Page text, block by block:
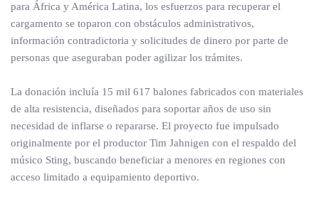
para África y América Latina, los esfuerzos para recuperar el
cargamento se toparon con obstáculos administrativos,
información contradictoria y solicitudes de dinero por parte de
personas que aseguraban poder agilizar los trámites.
La donación incluía 15 mil 617 balones fabricados con materiales
de alta resistencia, diseñados para soportar años de uso sin
necesidad de inflarse o repararse. El proyecto fue impulsado
originalmente por el productor Tim Jahnigen con el respaldo del
músico Sting, buscando beneficiar a menores en regiones con
acceso limitado a equipamiento deportivo.